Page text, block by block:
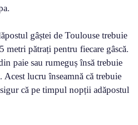
gâștei de Toulouse trebuie
metri pătrați pentru fiecare gâscă.
paie sau rumeguș însă trebuie
Acest lucru înseamnă că trebuie
că pe timpul nopții adăpostul